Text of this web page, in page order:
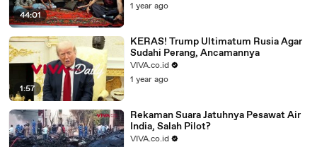
44:01
1 year ago
1:57
KERAS! Trump Ultimatum Rusia Agar
Sudahi Perang, Ancamannya
VIVA.co.id
1 year ago
Rekaman Suara Jatuhnya Pesawat Air
India, Salah Pilot?
VIVA.co.id